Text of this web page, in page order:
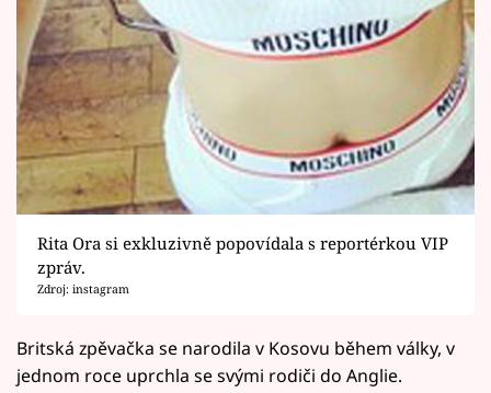
Rita Ora si exkluzivně popovídala s reportérkou VIP
zpráv.
Zdroj: instagram
Britská zpěvačka se narodila v Kosovu během války, v
jednom roce uprchla se svými rodiči do Anglie.